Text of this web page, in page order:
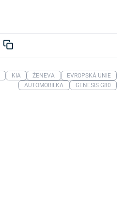
KIA ŽENEVA
EVROPSKÁ UNIE
AUTOMOBILKA
GENESIS G80